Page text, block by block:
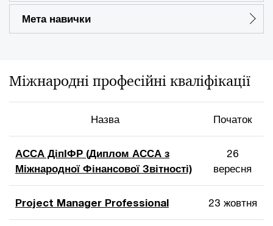
Мета навички
Міжнародні професійні кваліфікації
Назва Початок
АССА ДіпІФР (Диплом АССА з
Міжнародної Фінансової Звітності)
26
вересня
Project Manager Professional 23 жовтня